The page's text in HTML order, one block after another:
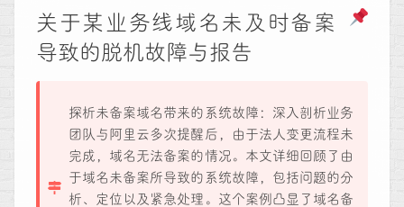
关于某业务线域名未及时备案
导致的脱机故障与报告
探析未备案域名带来的系统故障：深入剖析业务
团队与阿里云多次提醒后，由于法人变更流程未
完成，域名无法备案的情况。本文详细回顾了由
于域名未备案所导致的系统故障，包括问题的分
析、定位以及紧急处理。这个案例凸显了域名备